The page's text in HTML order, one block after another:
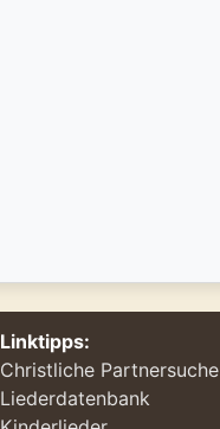
Linktipps:
Christliche Partnersuche
Liederdatenbank